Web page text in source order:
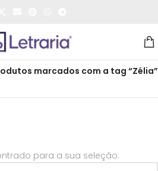
marcados com a tag “Zélia”
para a sua seleção.